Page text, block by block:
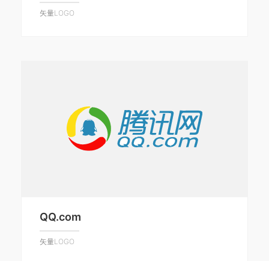
矢量LOGO
QQ.com
矢量LOGO